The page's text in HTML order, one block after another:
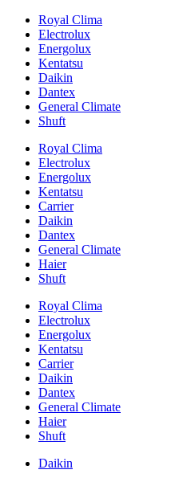
Royal Clima
Electrolux
Energolux
Kentatsu
Daikin
Dantex
General Climate
Shuft
Royal Clima
Electrolux
Energolux
Kentatsu
Carrier
Daikin
Dantex
General Climate
Haier
Shuft
Royal Clima
Electrolux
Energolux
Kentatsu
Carrier
Daikin
Dantex
General Climate
Haier
Shuft
Daikin